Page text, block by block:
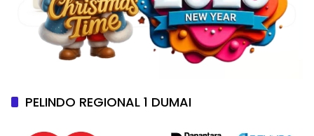
PELINDO REGIONAL 1 DUMAI